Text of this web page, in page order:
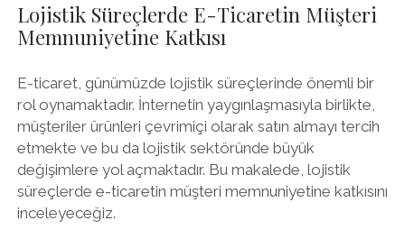
Lojistik Süreçlerde E-Ticaretin Müşteri
Memnuniyetine Katkısı
E-ticaret, günümüzde lojistik süreçlerinde önemli bir
rol oynamaktadır. İnternetin yaygınlaşmasıyla birlikte,
müşteriler ürünleri çevrimiçi olarak satın almayı tercih
etmekte ve bu da lojistik sektöründe büyük
değişimlere yol açmaktadır. Bu makalede, lojistik
süreçlerde e-ticaretin müşteri memnuniyetine katkısını
inceleyeceğiz.